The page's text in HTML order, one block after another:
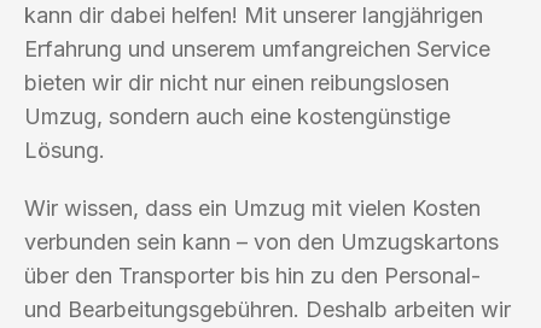
kann dir dabei helfen! Mit unserer langjährigen
Erfahrung und unserem umfangreichen Service
bieten wir dir nicht nur einen reibungslosen
Umzug, sondern auch eine kostengünstige
Lösung.
Wir wissen, dass ein Umzug mit vielen Kosten
verbunden sein kann – von den Umzugskartons
über den Transporter bis hin zu den Personal-
und Bearbeitungsgebühren. Deshalb arbeiten wir